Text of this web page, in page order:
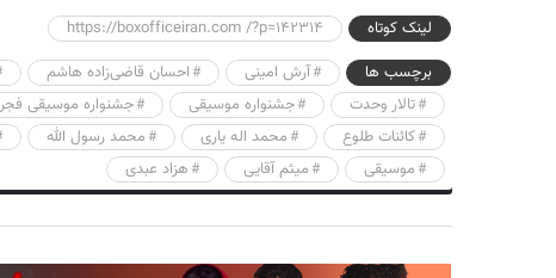
لینک کوتاه
https://boxofficeiran.com /?p=142314
برچسب ها
آرش امینی احسان قاضی‌زاده هاشم
تالار وحدت
جشنواره موسیقی جشنواره موسیقی فجر
کائنات طلوع
محمد اله یاری محمد رسول الله
موسیقی
میثم آقایی هزاد عبدی